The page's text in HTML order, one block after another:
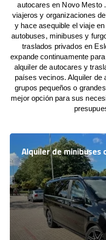
autocares en Novo Mesto
viajeros y organizaciones
y hace asequible el viaje
autobuses, minibuses y
traslados privados en
expande continuamente
alquiler de autocares y
países vecinos. Alquiler de
grupos pequeños o
mejor opción para sus
Alquiler de minibuses